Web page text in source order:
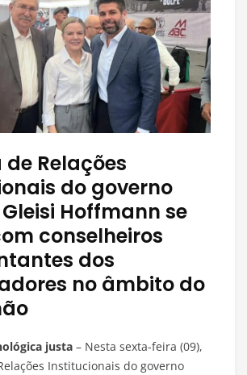
Relações
do governo
Hoffmann se
conselheiros
dos
no âmbito do
justa – Nesta sexta-feira (09),
Institucionais do governo